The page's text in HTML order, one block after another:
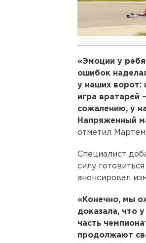
«Эмоции у
ошибок
у наших ворот:
игра вратарей
сожалению, у
Напряженный
отметил
Специалист
силу
анонсировал
«Конечно, мы
доказала, что
часть
продолжают